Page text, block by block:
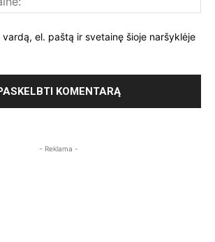
vardą, el. paštą ir svetainę šioje naršyklėje
- Reklama -